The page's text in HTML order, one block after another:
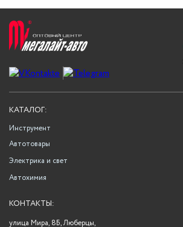
КАТАЛОГ:
Инструмент
Автотовары
Электрика и свет
Автохимия
КОНТАКТЫ:
улица Мира, 8Б, Люберцы,